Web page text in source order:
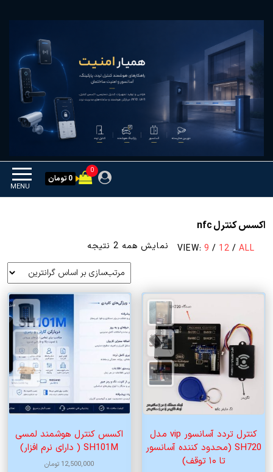
همیار امنیت
MENU
0
0 تومان
اکسس کنترل nfc
VIEW: 9 / 12 / ALL نمایش همه 2 نتیجه
بر
اساس
قیمت:
کنترل تردد آسانسور vip مدل
SH720 (محدود کننده آسانسور
تا ۱۰ توقف)
اکسس کنترل هوشمند لمسی
SH101M ( دارای نرم افزار)
12,500,000 تومان